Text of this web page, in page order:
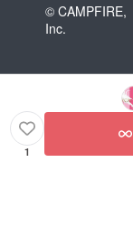
© CAMPFIRE,
Inc.
1